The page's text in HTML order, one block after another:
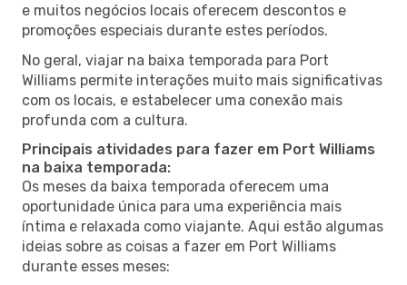
e muitos negócios locais oferecem descontos e
promoções especiais durante estes períodos.
No geral, viajar na baixa temporada para Port
Williams permite interações muito mais significativas
com os locais, e estabelecer uma conexão mais
profunda com a cultura.
Principais atividades para fazer em Port Williams
na baixa temporada:
Os meses da baixa temporada oferecem uma
oportunidade única para uma experiência mais
íntima e relaxada como viajante. Aqui estão algumas
ideias sobre as coisas a fazer em Port Williams
durante esses meses: